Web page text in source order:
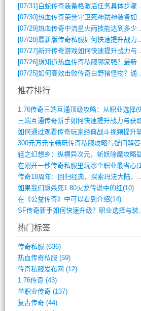
[07/31] 白蛇传奇装备格激活任务具体步骤是什么？如何完成？
[07/30]热血传奇荣誉守卫死神弑神装备如何获取与佩戴攻略？
[07/29]热血传奇中流星火雨技能达到多少级可以开始练装备？
[07/28]最新版传奇私服如何快速提升战力与获取稀有装备？
[07/27]新开传奇游戏如何快速提升战力与获取稀有装备？
[07/26]想知道热血传奇私服哪家强？最新排行榜攻略全解析
[07/25]如何高效击败传奇白野猪怪物？通关技巧全解析
推荐排行
在刚开一秒传奇私服里玩哪个职业最省心
传奇18周年：回归经
如果我们想杀死1.80火龙传说中的红(10)
在《公益传奇》中可以看到介绍(14)
SF传奇新手
热门标签
传奇私服 (636)
热血传奇私服 (59)
传奇私服发布网 (12)
1.76传奇(43)
单职业传奇(137)
复古传奇(44)